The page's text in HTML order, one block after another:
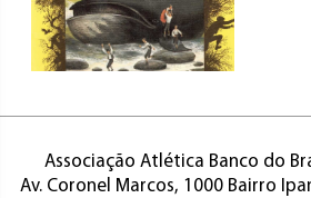
Associação Atlética Banco do
Av. Coronel Marcos, 1000 Bairro